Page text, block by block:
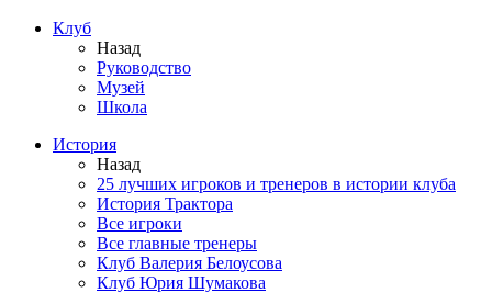
Клуб
Назад
Руководство
Музей
Школа
История
Назад
25 лучших игроков и тренеров в истории клуба
История Трактора
Все игроки
Все главные тренеры
Клуб Валерия Белоусова
Клуб Юрия Шумакова